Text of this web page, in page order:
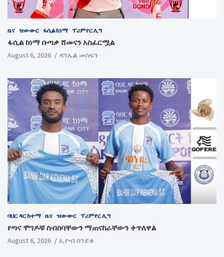
ዜና ዝውውር ፋሲል ከነማ ፕሪምየር ሊግ
ፋሲል ከነማ ቡጣቃ ሸመናን አስፈርሟል
August 6, 2026 ዳንኤል መስፍን
ባህር ዳር ከተማ ዜና ዝውውር ፕሪምየር ሊግ
የጣና ሞገዶቹ ስብስባቸውን ማጠናከራቸውን ቀጥለዋል
August 6, 2026 ኢዮብ ሰንደቁ